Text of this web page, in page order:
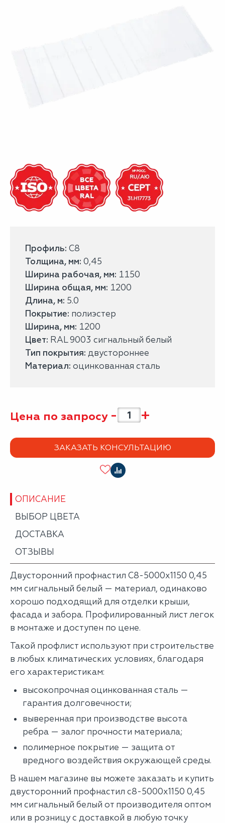
Профиль: С8
Толщина, мм: 0,45
Ширина рабочая, мм: 1150
Ширина общая, мм: 1200
Длина, м: 5.0
Покрытие: полиэстер
Ширина, мм: 1200
Цвет: RAL 9003 сигнальный белый
Тип покрытия: двустороннее
Материал: оцинкованная сталь
Цена по запросу - +
ЗАКАЗАТЬ КОНСУЛЬТАЦИЮ
ОПИСАНИЕ
ВЫБОР ЦВЕТА
ДОСТАВКА
ОТЗЫВЫ
Двусторонний профнастил С8-5000х1150 0,45
мм сигнальный белый — материал, одинаково
хорошо подходящий для отделки крыши,
фасада и забора. Профилированный лист легок
в монтаже и доступен по цене.
Такой профлист используют при строительстве
в любых климатических условиях, благодаря
его характеристикам:
высокопрочная оцинкованная сталь —
гарантия долговечности;
выверенная при производстве высота
ребра — залог прочности материала;
полимерное покрытие — защита от
вредного воздействия окружающей среды.
В нашем магазине вы можете заказать и купить
двусторонний профнастил с8-5000х1150 0,45
мм сигнальный белый от производителя оптом
или в розницу с доставкой в любую точку